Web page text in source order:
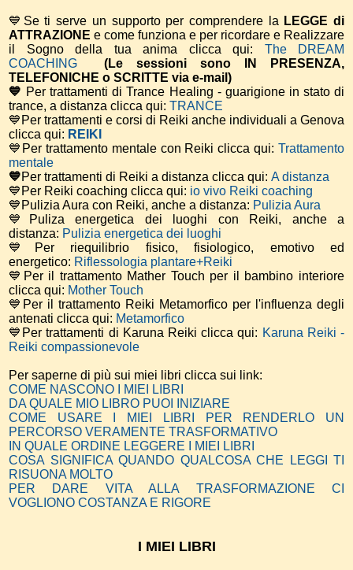
💙Se ti serve un supporto per comprendere la LEGGE di
ATTRAZIONE e come funziona e per ricordare e Realizzare
il Sogno della tua anima clicca qui: The DREAM
COACHING
(Le sessioni sono IN PRESENZA,
TELEFONICHE o SCRITTE via e-mail)
💙 Per trattamenti di Trance Healing - guarigione in stato di
trance, a distanza clicca qui: TRANCE
💙Per trattamenti e corsi di Reiki anche individuali a Genova
clicca qui: REIKI
💙Per trattamento mentale con Reiki clicca qui: Trattamento
mentale
💙Per trattamenti di Reiki a distanza clicca qui: A distanza
💙Per Reiki coaching clicca qui: io vivo Reiki coaching
💙Pulizia Aura con Reiki, anche a distanza: Pulizia Aura
💙Puliza energetica dei luoghi con Reiki, anche a
distanza: Pulizia energetica dei luoghi
💙Per riequilibrio fisico, fisiologico, emotivo ed
energetico: Riflessologia plantare+Reiki
💙Per il trattamento Mather Touch per il bambino interiore
clicca qui: Mother Touch
💙Per il trattamento Reiki Metamorfico per l'influenza degli
antenati clicca qui: Metamorfico
💙Per trattamenti di Karuna Reiki clicca qui: Karuna Reiki -
Reiki compassionevole
Per saperne di più sui miei libri clicca sui link:
COME NASCONO I MIEI LIBRI
DA QUALE MIO LIBRO PUOI INIZIARE
COME USARE I MIEI LIBRI PER RENDERLO UN
PERCORSO VERAMENTE TRASFORMATIVO
IN QUALE ORDINE LEGGERE I MIEI LIBRI
COSA SIGNIFICA QUANDO QUALCOSA CHE LEGGI TI
RISUONA MOLTO
PER DARE VITA ALLA TRASFORMAZIONE CI
VOGLIONO COSTANZA E RIGORE
I MIEI LIBRI